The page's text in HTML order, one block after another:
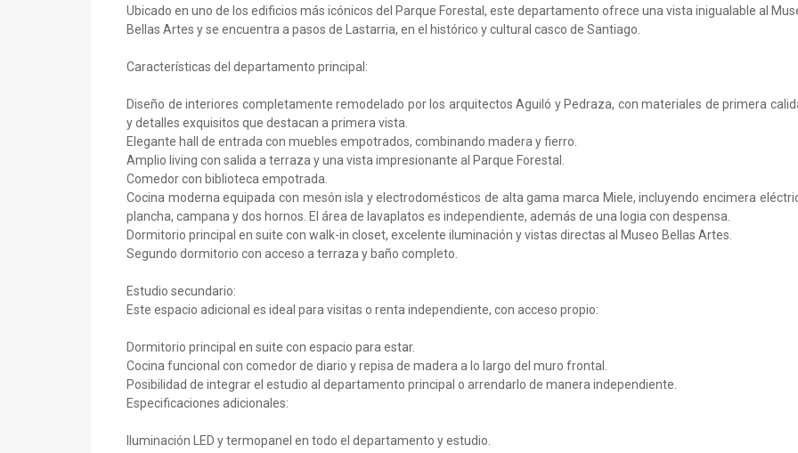
Ubicado en uno de los edificios más icónicos del Parque Forestal, este departamento ofrece una vista inigualable al
Bellas Artes y se encuentra a pasos de Lastarria, en el histórico y cultural casco de Santiago.
Características del departamento principal:
Diseño de interiores completamente remodelado por los arquitectos Aguiló y Pedraza, con materiales de primera
y detalles exquisitos que destacan a primera vista.
Elegante hall de entrada con muebles empotrados, combinando madera y fierro.
Amplio living con salida a terraza y una vista impresionante al Parque Forestal.
Comedor con biblioteca empotrada.
Cocina moderna equipada con mesón isla y electrodomésticos de alta gama marca Miele, incluyendo encimera
plancha, campana y dos hornos. El área de lavaplatos es independiente, además de una logia con despensa.
Dormitorio principal en suite con walk-in closet, excelente iluminación y vistas directas al Museo Bellas Artes.
Segundo dormitorio con acceso a terraza y baño completo.
Estudio secundario:
Este espacio adicional es ideal para visitas o renta independiente, con acceso propio:
Dormitorio principal en suite con espacio para estar.
Cocina funcional con comedor de diario y repisa de madera a lo largo del muro frontal.
Posibilidad de integrar el estudio al departamento principal o arrendarlo de manera independiente.
Especificaciones adicionales:
Iluminación LED y termopanel en todo el departamento y estudio.